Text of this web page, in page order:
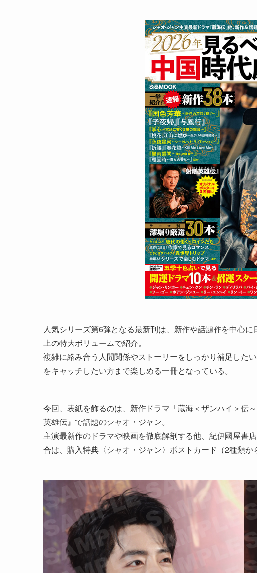
人気シリーズ第6弾となる最新刊は、新作や話題作を中心
上の特大ボリュームで紹介。
複雑に絡み合う人間関係やストーリーをしっかり補足した
をキャッチしたい方まで楽しめる一冊となっている。
今回、表紙を飾るのは、新作ドラマ「蔵海＜ザンハイ＞伝
英雄伝』で話題のシャオ・ジャン。
主演最新作のドラマや映画を徹底解剖する他、紀伊國屋書
合は、購入特典〈シャオ・ジャン〉ポストカード（2種類か